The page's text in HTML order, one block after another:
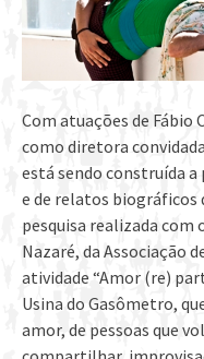
Com atuações de Fábio
como diretora
está sendo construída
e de relatos biográficos
pesquisa realizada com
Nazaré, da Associação
atividade “Amor (re)
Usina do Gasômetro,
amor, de pessoas que